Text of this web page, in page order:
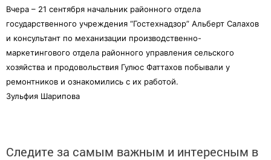
Вчера – 21 сентября начальник районного отдела
государственного учреждения “Гостехнадзор” Альберт Салахов
и консультант по механизации производственно-
маркетингового отдела районного управления сельского
хозяйства и продовольствия Гулюс Фаттахов побывали у
ремонтников и ознакомились с их работой.
Зульфия Шарипова
Следите за самым важным и интересным в